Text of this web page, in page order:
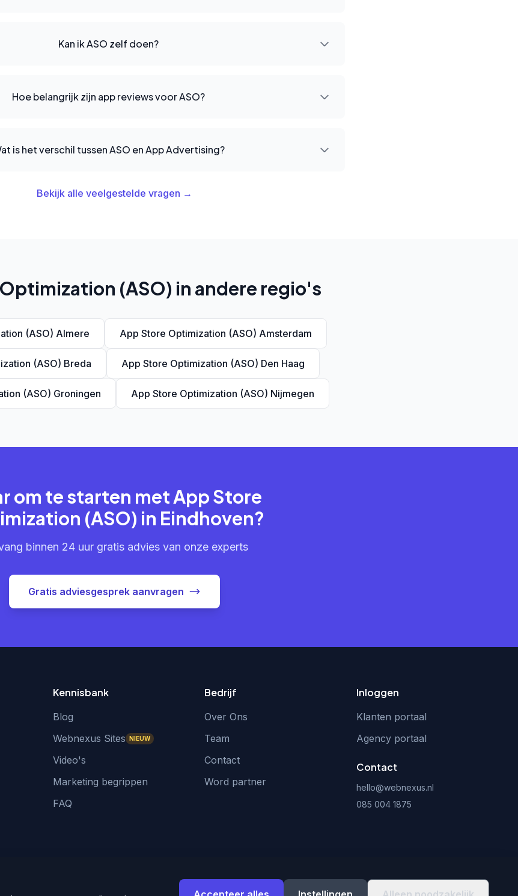
Kan ik ASO zelf doen?
Hoe belangrijk zijn app reviews voor ASO?
is het verschil tussen ASO en App Advertising?
Bekijk alle veelgestelde vragen →
(ASO) in andere regio's
(ASO) Almere App Store Optimization (ASO) Amsterdam
(ASO) Breda App Store Optimization (ASO) Den Haag
(ASO) Groningen App Store Optimization (ASO) Nijmegen
om te starten met App Store
(ASO) in Eindhoven?
binnen 24 uur gratis advies van onze experts
Gratis adviesgesprek aanvragen
Kennisbank
Blog
Webnexus Sites NIEUW
Video's
Marketing begrippen
FAQ
Bedrijf
Over Ons
Team
Contact
Word partner
Inloggen
Klanten portaal
Agency portaal
Contact
hello@webnexus.nl
085 004 1875